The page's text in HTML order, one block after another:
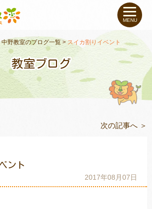
いて
お子さま（０〜６才）
高校生のお子さま
MENU
中野教室のブログ一覧>スイカ割りイベント
教室ブログ
次の記事へ ＞
ント
2017年08月07日